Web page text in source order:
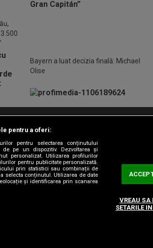
Bayern a luat decizia finală: Michael
Olise
Info Codul etic
pentru a oferi:
pentru selectarea conținutului
de pe un dispozitiv. Dezvoltarea și
personalizat. Utilizarea profilurilor
pentru publicitate personalizată.
prin statistici sau combinații de
selecta conținutul. Utilizarea de date
și identificarea prin scanarea
VREAU SA
SETARILE